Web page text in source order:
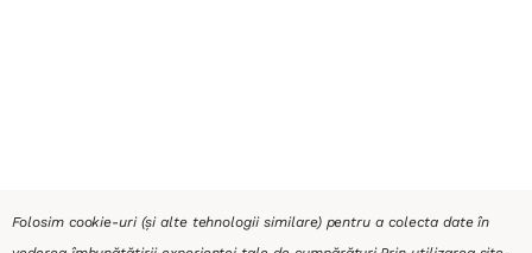
Folosim cookie-uri (și alte tehnologii similare) pentru a colecta date în